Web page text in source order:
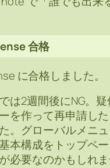
合格
に合格しました。
は2週間後にNG。疑
を作って再申請し
。グローバルメニ
本構成をトップペ
必要なのかもしれま